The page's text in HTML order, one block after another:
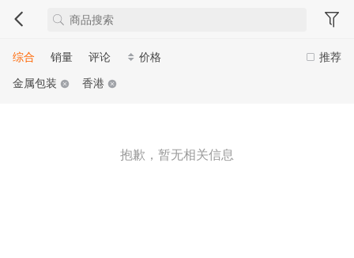
推荐
综合 销量 评论
价格
金属包装
香港
抱歉，暂无相关信息